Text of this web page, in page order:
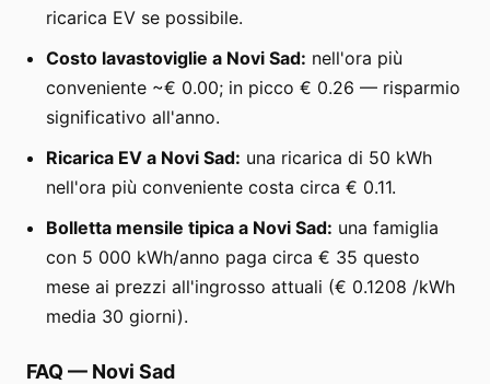
ricarica EV se possibile.
Costo lavastoviglie a Novi Sad: nell'ora più
conveniente ~€ 0.00; in picco € 0.26 — risparmio
significativo all'anno.
Ricarica EV a Novi Sad: una ricarica di 50 kWh
nell'ora più conveniente costa circa € 0.11.
Bolletta mensile tipica a Novi Sad: una famiglia
con 5 000 kWh/anno paga circa € 35 questo
mese ai prezzi all'ingrosso attuali (€ 0.1208 /kWh
media 30 giorni).
FAQ — Novi Sad